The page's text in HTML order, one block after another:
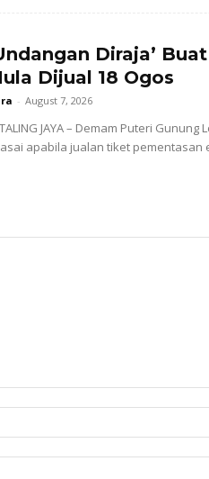
Diraja’
Dijual 18 Ogos
- August 7, 2026
JAYA – Demam Puteri
apabila jualan tiket pementasan